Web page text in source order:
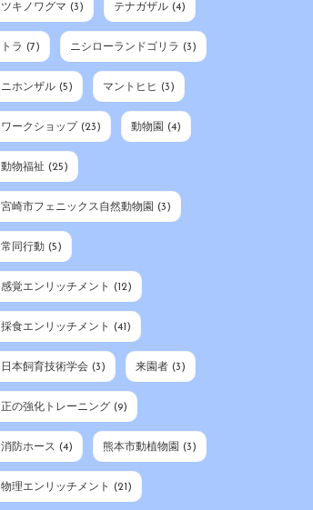
ツキノワグマ (3) テナガザル (4)
トラ (7) ニシローランドゴリラ (3)
ニホンザル (5) マントヒヒ (3)
ワークショップ (23) 動物園 (4)
動物福祉 (25)
宮崎市フェニックス自然動物園 (3)
常同行動 (5)
感覚エンリッチメント (12)
採食エンリッチメント (41)
日本飼育技術学会 (3) 来園者 (3)
正の強化トレーニング (9)
消防ホース (4) 熊本市動植物園 (3)
物理エンリッチメント (21)